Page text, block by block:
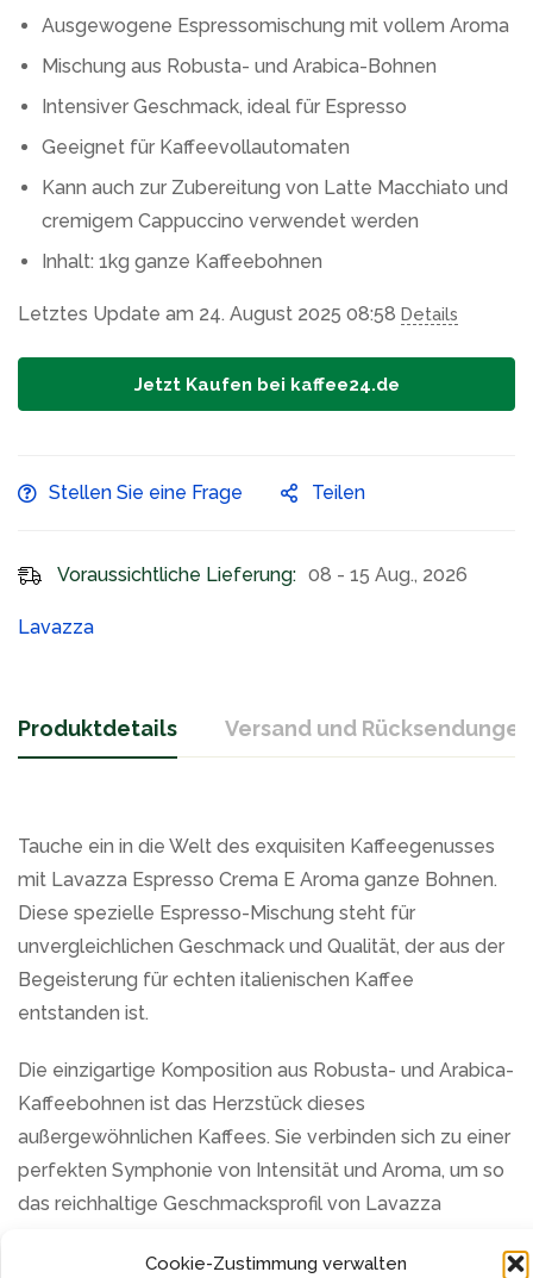
Cookie-Zustimmung verwalten
Ausgewogene Espressomischung mit vollem Aroma
Mischung aus Robusta- und Arabica-Bohnen
Intensiver Geschmack, ideal für Espresso
Geeignet für Kaffeevollautomaten
Kann auch zur Zubereitung von Latte Macchiato und
cremigem Cappuccino verwendet werden
Inhalt: 1kg ganze Kaffeebohnen
Letztes Update am 24. August 2025 08:58 Details
Jetzt Kaufen bei kaffee24.de
Stellen Sie eine Frage Teilen
Voraussichtliche Lieferung: 08 - 15 Aug., 2026
Lavazza
Produktdetails Versand und Rücksendungen
Tauche ein in die Welt des exquisiten Kaffeegenusses
mit Lavazza Espresso Crema E Aroma ganze Bohnen.
Diese spezielle Espresso-Mischung steht für
unvergleichlichen Geschmack und Qualität, der aus der
Begeisterung für echten italienischen Kaffee
entstanden ist.
Die einzigartige Komposition aus Robusta- und Arabica-
Kaffeebohnen ist das Herzstück dieses
außergewöhnlichen Kaffees. Sie verbinden sich zu einer
perfekten Symphonie von Intensität und Aroma, um so
das reichhaltige Geschmacksprofil von Lavazza
Aroma zeichnet diesen Kaffee aus, der mit jedem